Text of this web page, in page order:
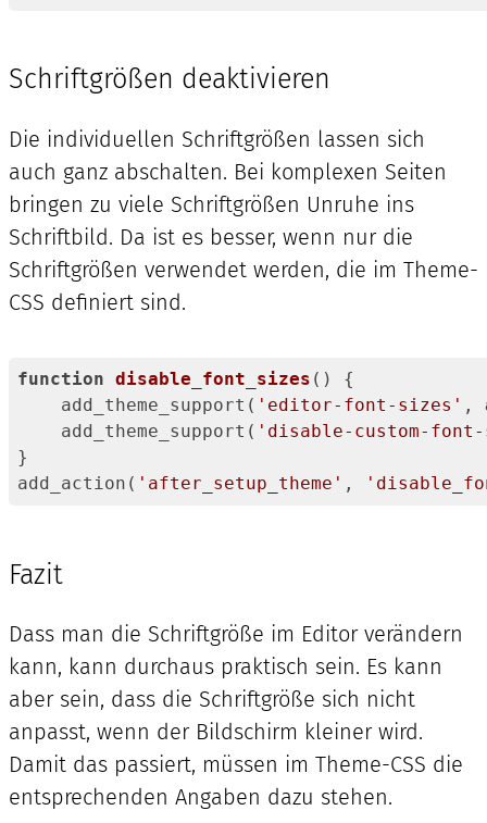
(php )
Schriftgrößen deaktivieren
Die individuellen Schriftgrößen lassen sich
auch ganz abschalten. Bei komplexen Seiten
bringen zu viele Schriftgrößen Unruhe ins
Schriftbild. Da ist es besser, wenn nur die
Schriftgrößen verwendet werden, die im Theme-
CSS definiert sind.
function disable_font_sizes ()
{
    add_theme_support(
'editor-font-sizes' ,
    add_theme_support(
'disable-custom-
}
add_action( 'after_setup_theme' ,
(php)
Fazit
Dass man die Schriftgröße im Editor verändern
kann, kann durchaus praktisch sein. Es kann
aber sein, dass die Schriftgröße sich nicht
anpasst, wenn der Bildschirm kleiner wird.
Damit das passiert, müssen im Theme-CSS die
entsprechenden Angaben dazu stehen.